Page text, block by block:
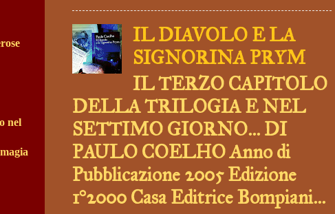
nel
IL DIAVOLO E LA
SIGNORINA PRYM
IL TERZO CAPITOLO
DELLA TRILOGIA E NEL
SETTIMO GIORNO... DI
PAULO COELHO Anno di
Pubblicazione 2005 Edizione
1°2000 Casa Editrice Bompiani...